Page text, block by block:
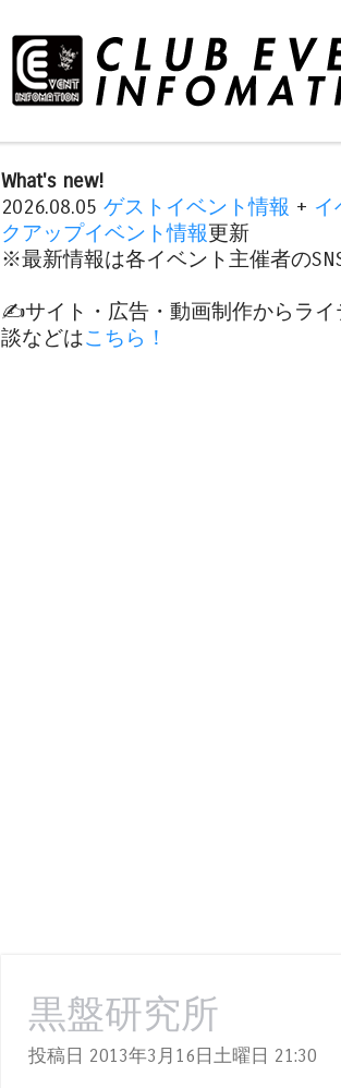
What's new!
2026.08.05 ゲストイベント情報 + イ
クアップイベント情報更新
※最新情報は各イベント主催者の
✍️サイト・広告・動画制作からライ
談などはこちら！
黒盤研究所
投稿日 2013年3月16日土曜日 21:30